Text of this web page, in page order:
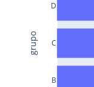
B
C
D
grupo